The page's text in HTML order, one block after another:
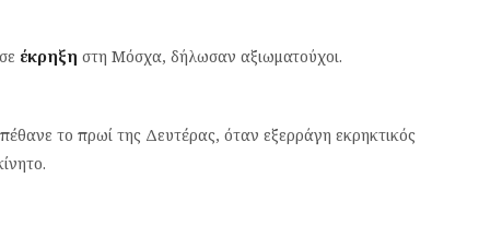
έκρηξη στη Μόσχα, δήλωσαν αξιωματούχοι.
το πρωί της Δευτέρας, όταν εξερράγη εκρηκτικός